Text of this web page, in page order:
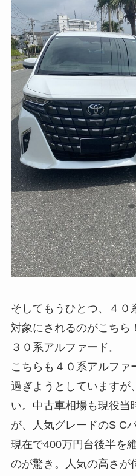
そしてもうひとつ、４０
対象にされるのがこちら！
３０系アルファード。
こちらも４０系アルファ
過ぎようとしていますが
い。中古車相場も現役当
が、人気グレードのS C
現在で400万円台後半を
のが驚き。人気の高さが